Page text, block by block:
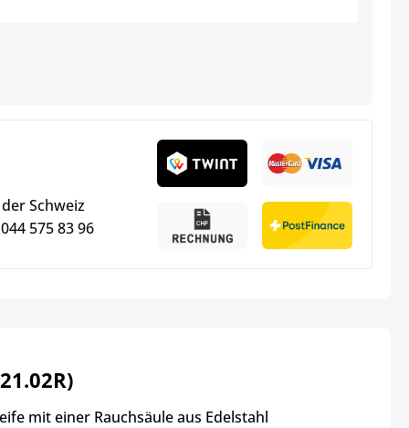
Schweiz
575 83 96
mit einer Rauchsäule aus Edelstahl